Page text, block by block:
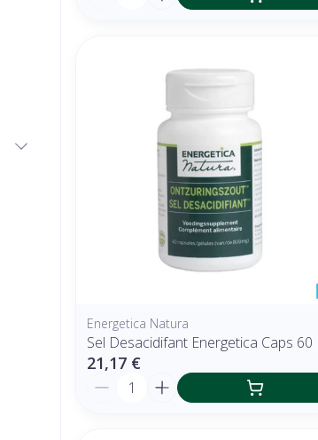
Energetica Natura
Sel Desacidifant Energetica Caps 60
21,17 €
Quantité